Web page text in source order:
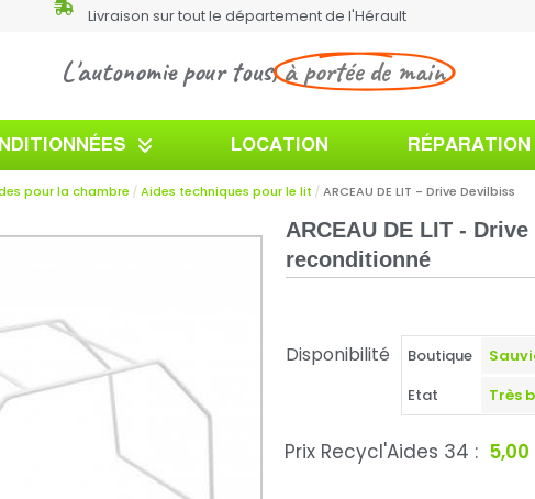
Livraison sur tout le département de l'Hérault
L'autonomie pour tous,à portée de main
LOCATION RÉPARATION
pour la chambre Aides techniques pour le lit ARCEAU DE LIT - Drive Devilbiss
ARCEAU DE LIT -
reconditionné
Disponibilité
Boutique
Etat
Prix Recycl'Aides 34 :